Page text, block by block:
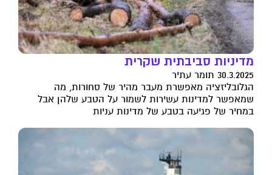
מדיניות סביבתית שקרית
30.3.2025 תומר עתיר
הגלובליזציה מאפשרת מעבר מהיר של סחורות, מה
שמאפשר למדינות עשירות לשמור על הטבע שלהן אבל
במחיר של פגיעה בטבע של מדינות עניות